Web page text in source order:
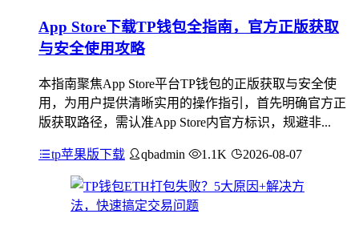
App Store下载TP钱包全指南，官方正版获取
与安全使用攻略
本指南聚焦App Store平台TP钱包的正版获取与安全使
用，为用户提供清晰实用的操作指引，首先明确官方正
版获取路径，需认准App Store内官方标识，规避非...
tp苹果版下载 qbadmin 1.1K 2026-08-07